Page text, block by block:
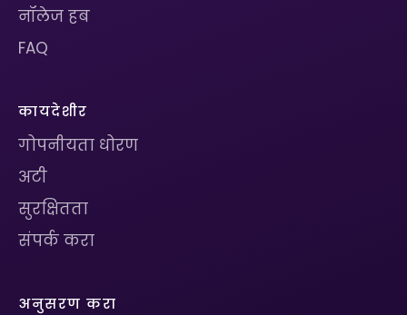
नॉलेज हब
FAQ
कायदेशीर
गोपनीयता धोरण
अटी
सुरक्षितता
संपर्क करा
अनुसरण करा